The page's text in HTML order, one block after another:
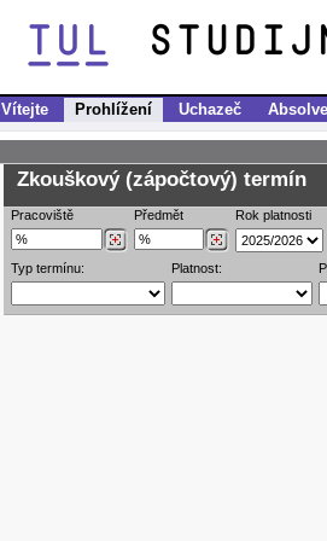
Vítejte Prohlížení Uchazeč
Zkouškový (zápočtový) termín
Pracoviště Předmět Rok platnosti
Typ termínu: Platnost: